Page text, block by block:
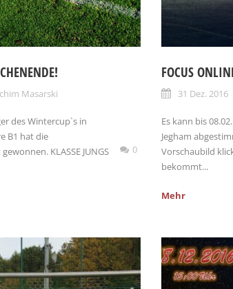
Masarski
des Wintercup`s in
B1 hat die
KLASSE JUNGS
0
FOCUS
31 Dez. 2016
Es kann bis
Jegham
Vorschaubild
bekommt...
Mehr